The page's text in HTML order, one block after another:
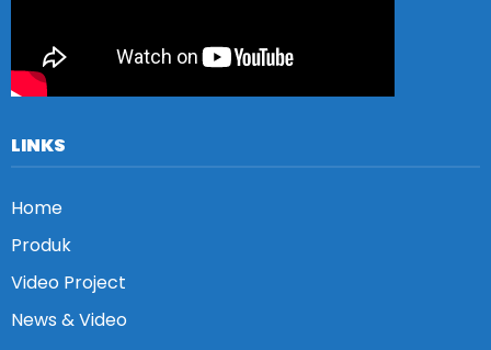
LINKS
Home
Produk
Video Project
News & Video